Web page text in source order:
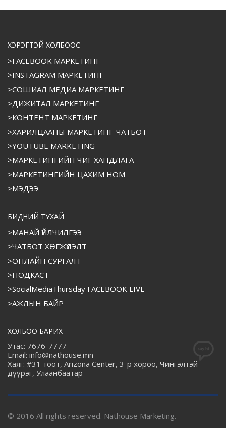
ХЭРЭГТЭЙ ХОЛБООС
>FACEBOOK МАРКЕТИНГ
>INSTAGRAM МАРКЕТИНГ
>СОШИАЛ МЕДИА МАРКЕТИНГ
>ДИЖИТАЛ МАРКЕТИНГ
>КОНТЕНТ МАРКЕТИНГ
>ХАРИЛЦААНЫ МАРКЕТИНГ-ЧАТБОТ
>YOUTUBE MARKETING
>МАРКЕТИНГИЙН ЧИГ ХАНДЛАГА
>МАРКЕТИНГИЙН ЦАХИМ НОМ
>МЭДЭЭ
БИДНИЙ ТУХАЙ
>МАНАЙ ҮЙЛЧИЛГЭЭ
>ЧАТБОТ ХӨГЖҮҮЛЭЛТ
>ОНЛАЙН СУРГАЛТ
>ПОДКАСТ
>SocialMediaThursday FACEBOOK LIVE
>АЖЛЫН БАЙР
ХОЛБОО БАРИХ
Утас: 7676-7777
Email: info@nathouse.mn
Хаяг: #31 тоот, Arizona Center, 3-р хороо, Чингэлтэй
дүүрэг, Улаанбаатар
© 2016 All rights reserved. Nathouse Marketing.